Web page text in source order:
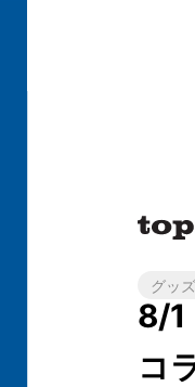
グッズ
8/1
コ